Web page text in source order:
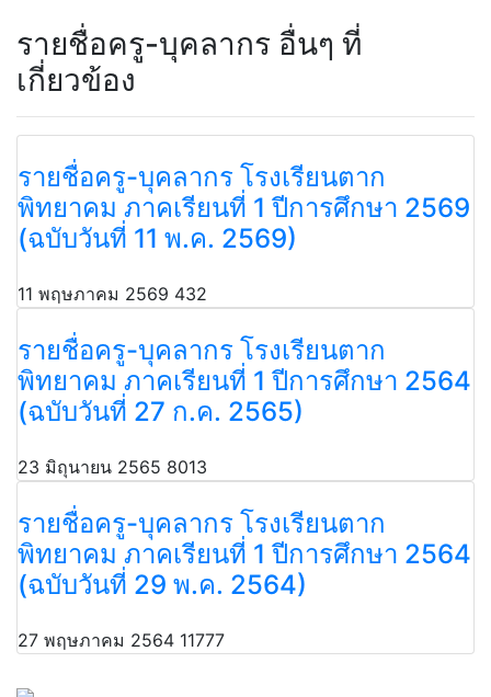
รายชื่อครู-บุคลากร อื่นๆ ที่
เกี่ยวข้อง
รายชื่อครู-บุคลากร โรงเรียนตาก
พิทยาคม ภาคเรียนที่ 1 ปีการศึกษา 2569
(ฉบับวันที่ 11 พ.ค. 2569)
11 พฤษภาคม 2569 432
รายชื่อครู-บุคลากร โรงเรียนตาก
พิทยาคม ภาคเรียนที่ 1 ปีการศึกษา 2564
(ฉบับวันที่ 27 ก.ค. 2565)
23 มิถุนายน 2565 8013
รายชื่อครู-บุคลากร โรงเรียนตาก
พิทยาคม ภาคเรียนที่ 1 ปีการศึกษา 2564
(ฉบับวันที่ 29 พ.ค. 2564)
27 พฤษภาคม 2564 11777